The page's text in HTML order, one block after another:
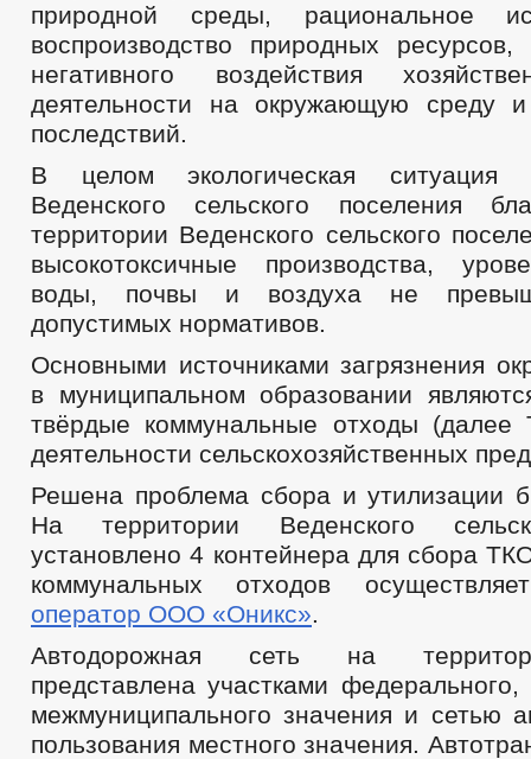
природной среды, рациональное
воспроизводство природных ресурсов,
негативного воздействия
деятельности на окружающую среду
последствий.
В целом экологическая ситуация
Веденского сельского поселения
территории Веденского сельского
высокотоксичные производства,
воды, почвы и воздуха не
допустимых нормативов.
Основными источниками загрязнения
в муниципальном образовании
твёрдые коммунальные отходы
деятельности сельскохозяйственных
Решена проблема сбора и утилизации
На территории Веденского
установлено 4 контейнера для сбора
коммунальных отходов
оператор ООО «Оникс».
Автодорожная сеть на
представлена участками федерального,
межмуниципального значения и сетью
пользования местного значения.